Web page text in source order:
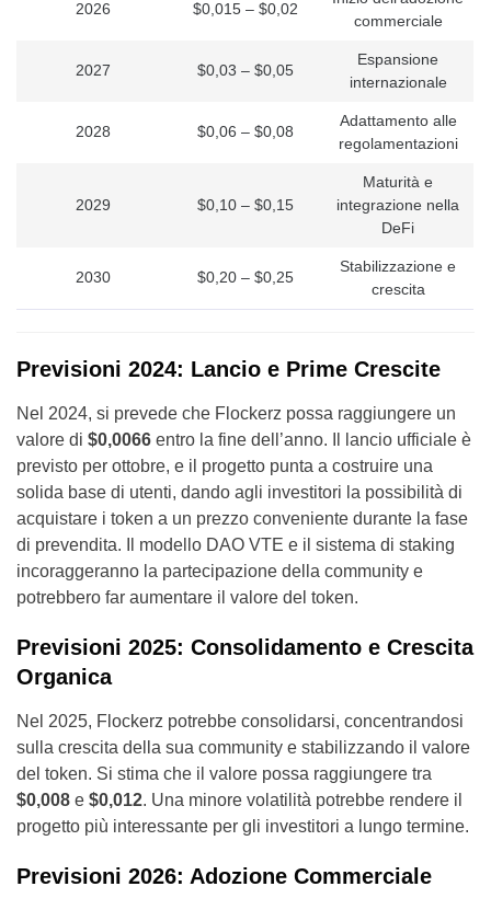
2026 $0,015 – $0,02
commerciale
2027 $0,03 – $0,05
Espansione
internazionale
2028 $0,06 – $0,08
Adattamento alle
regolamentazioni
2029 $0,10 – $0,15
Maturità e
integrazione nella
DeFi
2030 $0,20 – $0,25
Stabilizzazione e
crescita
Previsioni 2024: Lancio e Prime Crescite
Nel 2024, si prevede che Flockerz possa raggiungere un
valore di $0,0066 entro la fine dell’anno. Il lancio ufficiale è
previsto per ottobre, e il progetto punta a costruire una
solida base di utenti, dando agli investitori la possibilità di
acquistare i token a un prezzo conveniente durante la fase
di prevendita. Il modello DAO VTE e il sistema di staking
incoraggeranno la partecipazione della community e
potrebbero far aumentare il valore del token.
Previsioni 2025: Consolidamento e Crescita
Organica
Nel 2025, Flockerz potrebbe consolidarsi, concentrandosi
sulla crescita della sua community e stabilizzando il valore
del token. Si stima che il valore possa raggiungere tra
$0,008 e $0,012. Una minore volatilità potrebbe rendere il
progetto più interessante per gli investitori a lungo termine.
Previsioni 2026: Adozione Commerciale